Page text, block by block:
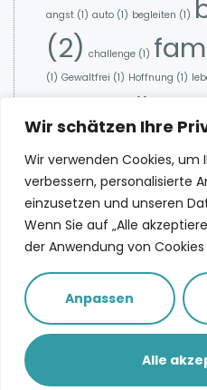
Wir schätzen Ihre
Wir verwenden Cookies, um
verbessern, personalisierte
einzusetzen und unseren
Wenn Sie auf „Alle
der Anwendung von Cookies
Anpassen
Alle
angst (1) auto (1) begleiten (1)
(2) challenge (1)
(1) Gewaltfrei (1) Hoffnung (1)
zukunft(1)
Spotify
Eine
© ritajorra.de - Alle